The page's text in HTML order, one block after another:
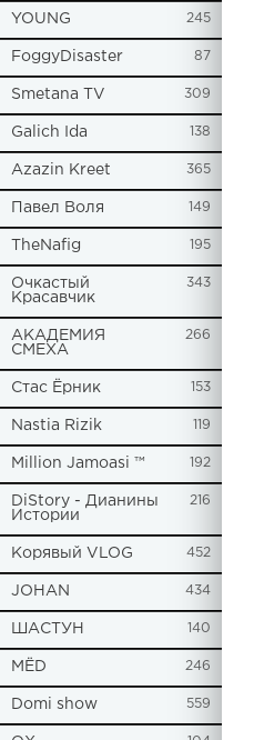
YOUNG 245
FoggyDisaster 87
Smetana TV 309
Galich Ida 138
Azazin Kreet 365
Павел Воля 149
TheNafig 195
Очкастый
Красавчик
343
АКАДЕМИЯ
СМЕХА
266
Стас Ёрник 153
Nastia Rizik 119
Million Jamoasi ™ 192
DiStory - Дианины
Истории
216
Корявый VLOG 452
JOHAN 434
ШАСТУН 140
МЁD 246
Domi show 559